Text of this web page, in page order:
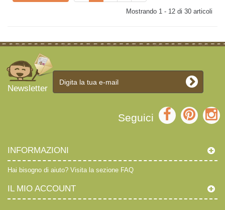
Mostrando 1 - 12 di 30 articoli
Newsletter
Seguici
INFORMAZIONI
Hai bisogno di aiuto? Visita la sezione FAQ
IL MIO ACCOUNT